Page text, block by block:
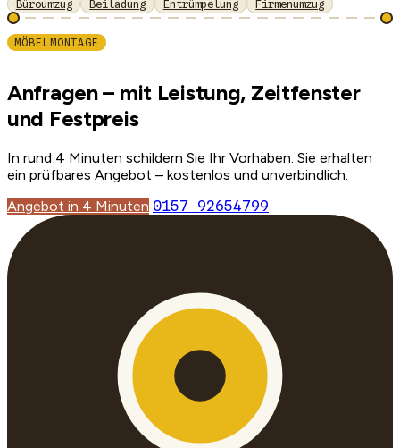
Büroumzug Beiladung Entrümpelung Firmenumzug
MÖBELMONTAGE
Anfragen – mit Leistung, Zeitfenster
und Festpreis
In rund 4 Minuten schildern Sie Ihr Vorhaben. Sie erhalten
ein prüfbares Angebot – kostenlos und unverbindlich.
Angebot in 4 Minuten 0157 92654799